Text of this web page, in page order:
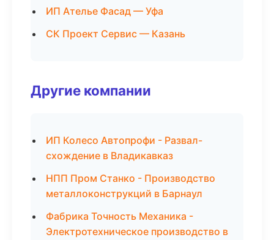
ИП Ателье Фасад — Уфа
СК Проект Сервис — Казань
Другие компании
ИП Колесо Автопрофи - Развал-
схождение в Владикавказ
НПП Пром Станко - Производство
металлоконструкций в Барнаул
Фабрика Точность Механика -
Электротехническое производство в